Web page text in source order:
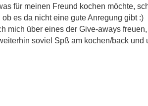
für meinen Freund kochen möchte,
ob es da nicht eine gute Anregung gibt :)
mich über eines der Give-aways
soviel Spß am kochen/back und